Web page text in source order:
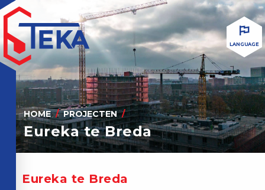
LANGUAGE
HOME PROJECTEN
Eureka te Breda
Eureka te Breda